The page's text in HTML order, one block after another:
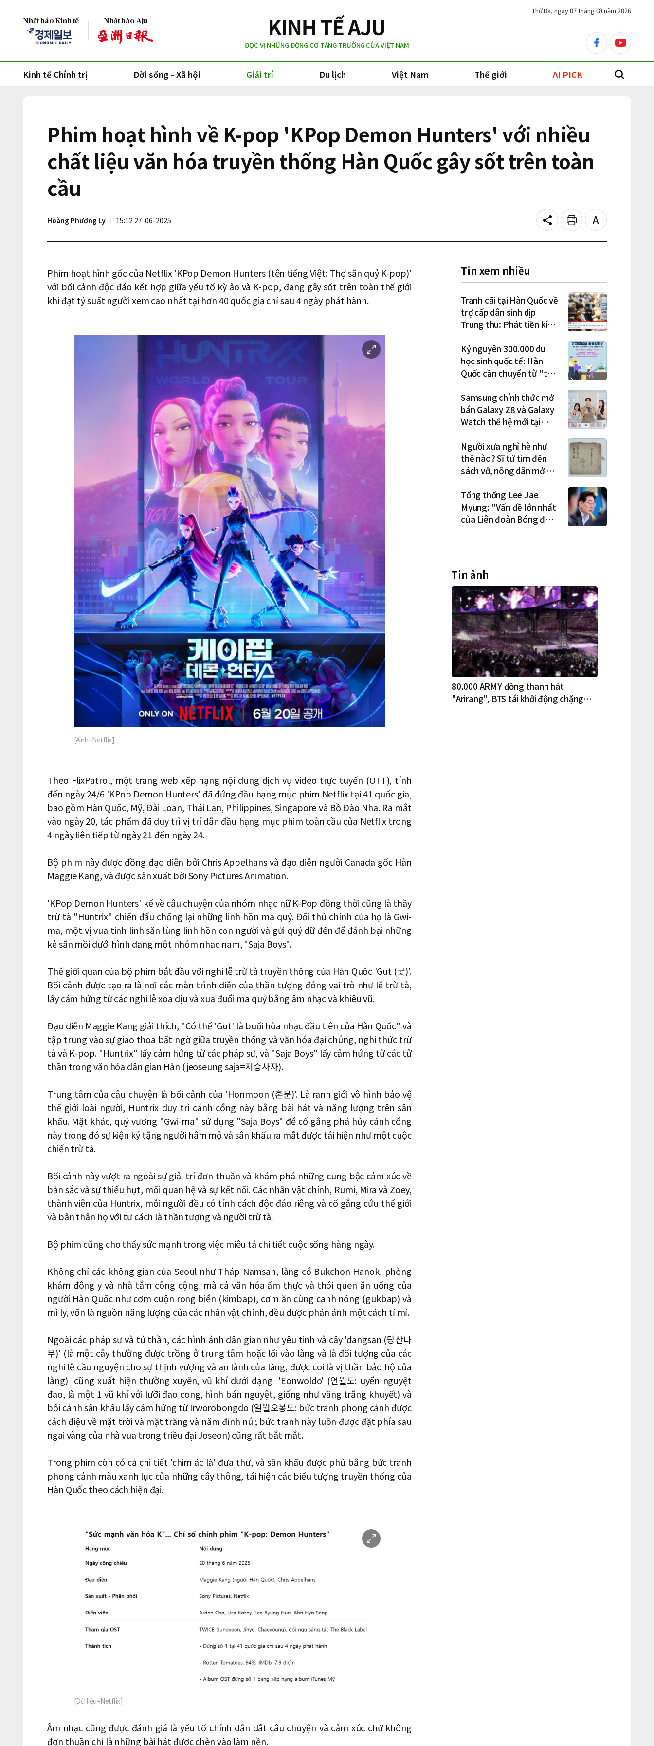
Nhật báo Kinh tế Nhật báo Aju
ĐỌC VỊ NHỮNG ĐỘNG CƠ TĂNG TRƯỞNG CỦA VIỆT NAM
facebookyoutube
Thứ Ba, ngày 07 tháng 08 năm 2026
Kinh tế Chính trị Đời sống - Xã hội Giải trí Du lịch Việt Nam Thế giới AI PICK search
Phim hoạt hình về K-pop 'KPop Demon Hunters' với nhiều
chất liệu văn hóa truyền thống Hàn Quốc gây sốt trên toàn
cầu
Hoàng Phương Ly 15:12 27-06-2025 Share Print
Text
size
Phim hoạt hình gốc của Netflix 'KPop Demon Hunters (tên tiếng Việt: Thợ săn quỷ K-pop)'
với bối cảnh độc đáo kết hợp giữa yếu tố kỳ ảo và K-pop, đang gây sốt trên toàn thế giới
khi đạt tỷ suất người xem cao nhất tại hơn 40 quốc gia chỉ sau 4 ngày phát hành.
이
미
[Ảnh=Netflix]
Theo FlixPatrol, một trang web xếp hạng nội dung dịch vụ video trực tuyến (OTT), tính
đến ngày 24/6 'KPop Demon Hunters' đã đứng đầu hạng mục phim Netflix tại 41 quốc gia,
bao gồm Hàn Quốc, Mỹ, Đài Loan, Thái Lan, Philippines, Singapore và Bồ Đào Nha. Ra mắt
vào ngày 20, tác phẩm đã duy trì vị trí dẫn đầu hạng mục phim toàn cầu của Netflix trong
4 ngày liên tiếp từ ngày 21 đến ngày 24.
Bộ phim này được đồng đạo diễn bởi Chris Appelhans và đạo diễn người Canada gốc Hàn
Maggie Kang, và được sản xuất bởi Sony Pictures Animation.
'KPop Demon Hunters' kể về câu chuyện của nhóm nhạc nữ K-Pop đồng thời cũng là thầy
trừ tà "Huntrix" chiến đấu chống lại những linh hồn ma quỷ. Đối thủ chính của họ là Gwi-
ma, một vị vua tinh linh săn lùng linh hồn con người và gửi quỷ dữ đến để đánh bại những
kẻ săn mồi dưới hình dạng một nhóm nhạc nam, "Saja Boys".
Thế giới quan của bộ phim bắt đầu với nghi lễ trừ tà truyền thống của Hàn Quốc 'Gut (굿)'.
Bối cảnh được tạo ra là nơi các màn trình diễn của thần tượng đóng vai trò như lễ trừ tà,
lấy cảm hứng từ các nghi lễ xoa dịu và xua đuổi ma quỷ bằng âm nhạc và khiêu vũ.
Đạo diễn Maggie Kang giải thích, "Có thể 'Gut' là buổi hòa nhạc đầu tiên của Hàn Quốc" và
tập trung vào sự giao thoa bất ngờ giữa truyền thống và văn hóa đại chúng, nghi thức trừ
tà và K-pop. "Huntrix" lấy cảm hứng từ các pháp sư, và "Saja Boys" lấy cảm hứng từ các tử
thần trong văn hóa dân gian Hàn (jeoseung saja=저승사자).
Trung tâm của câu chuyện là bối cảnh của 'Honmoon (혼문)'. Là ranh giới vô hình bảo vệ
thế giới loài người, Huntrix duy trì cánh cổng này bằng bài hát và năng lượng trên sân
khấu. Mặt khác, quỷ vương "Gwi-ma" sử dụng "Saja Boys" để cố gắng phá hủy cánh cổng
này trong đó sự kiện ký tặng người hâm mộ và sân khấu ra mắt được tái hiện như một cuộc
chiến trừ tà.
Bối cảnh này vượt ra ngoài sự giải trí đơn thuần và khám phá những cung bậc cảm xúc về
bản sắc và sự thiếu hụt, mối quan hệ và sự kết nối. Các nhân vật chính, Rumi, Mira và Zoey,
thành viên của Huntrix, mỗi người đều có tính cách độc đáo riêng và cố gắng cứu thế giới
và bản thân họ với tư cách là thần tượng và người trừ tà.
Bộ phim cũng cho thấy sức mạnh trong việc miêu tả chi tiết cuộc sống hàng ngày.
Không chỉ các không gian của Seoul như Tháp Namsan, làng cổ Bukchon Hanok, phòng
khám đông y và nhà tắm công cộng, mà cả văn hóa ẩm thực và thói quen ăn uống của
người Hàn Quốc như cơm cuộn rong biển (kimbap), cơm ăn cùng canh nóng (gukbap) và
mì ly, vốn là nguồn năng lượng của các nhân vật chính, đều được phản ánh một cách tỉ mỉ.
Ngoài các pháp sư và tử thần, các hình ảnh dân gian như yêu tinh và cây 'dangsan (당산나
무)' (là một cây thường được trồng ở trung tâm hoặc lối vào làng và là đối tượng của các
nghi lễ cầu nguyện cho sự thịnh vượng và an lành của làng, được coi là vị thần bảo hộ của
làng) cũng xuất hiện thường xuyên, vũ khí dưới dạng 'Eonwoldo' (언월도: uyển nguyệt
đao, là một 1 vũ khí với lưỡi đao cong, hình bán nguyệt, giống như vầng trăng khuyết) và
bối cảnh sân khấu lấy cảm hứng từ Irworobongdo (일월오봉도: bức tranh phong cảnh được
cách điệu về mặt trời và mặt trăng và năm đỉnh núi; bức tranh này luôn được đặt phía sau
ngai vàng của nhà vua trong triều đại Joseon) cũng rất bắt mắt.
Trong phim còn có cả chi tiết 'chim ác là' đưa thư, và sân khấu được phủ bằng bức tranh
phong cảnh màu xanh lục của những cây thông, tái hiện các biểu tượng truyền thống của
Hàn Quốc theo cách hiện đại.
이
미
[Dữ liệu=Netflix]
Âm nhạc cũng được đánh giá là yếu tố chính dẫn dắt câu chuyện và cảm xúc chứ không
đơn thuần chỉ là những bài hát được chèn vào làm nền.
Tin xem nhiều
Tranh cãi tại Hàn Quốc về
trợ cấp dân sinh dịp
Trung thu: Phát tiền kích
tương lai?
Kỷ nguyên 300.000 du
học sinh quốc tế: Hàn
Quốc cần chuyển từ "thu
việc làm – định cư"
Samsung chính thức mở
bán Galaxy Z8 và Galaxy
Watch thế hệ mới tại
triệu đơn đặt trước
Người xưa nghỉ hè như
thế nào? Sĩ tử tìm đến
sách vở, nông dân mở hội
Tổng thống Lee Jae
Myung: "Vấn đề lớn nhất
của Liên đoàn Bóng đá
Tin ảnh
80.000 ARMY đồng thanh hát
"Arirang", BTS tái khởi động chặng